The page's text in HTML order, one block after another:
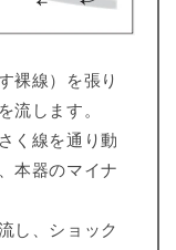
裸線）を張り
流します。
く線を通り動
本器のマイナ
し、ショック